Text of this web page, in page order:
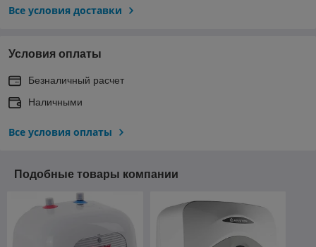
Все условия доставки
Условия оплаты
Безналичный расчет
Наличными
Все условия оплаты
Подобные товары компании